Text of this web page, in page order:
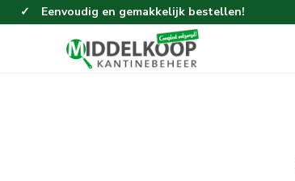
Eenvoudig en gemakkelijk bestellen!